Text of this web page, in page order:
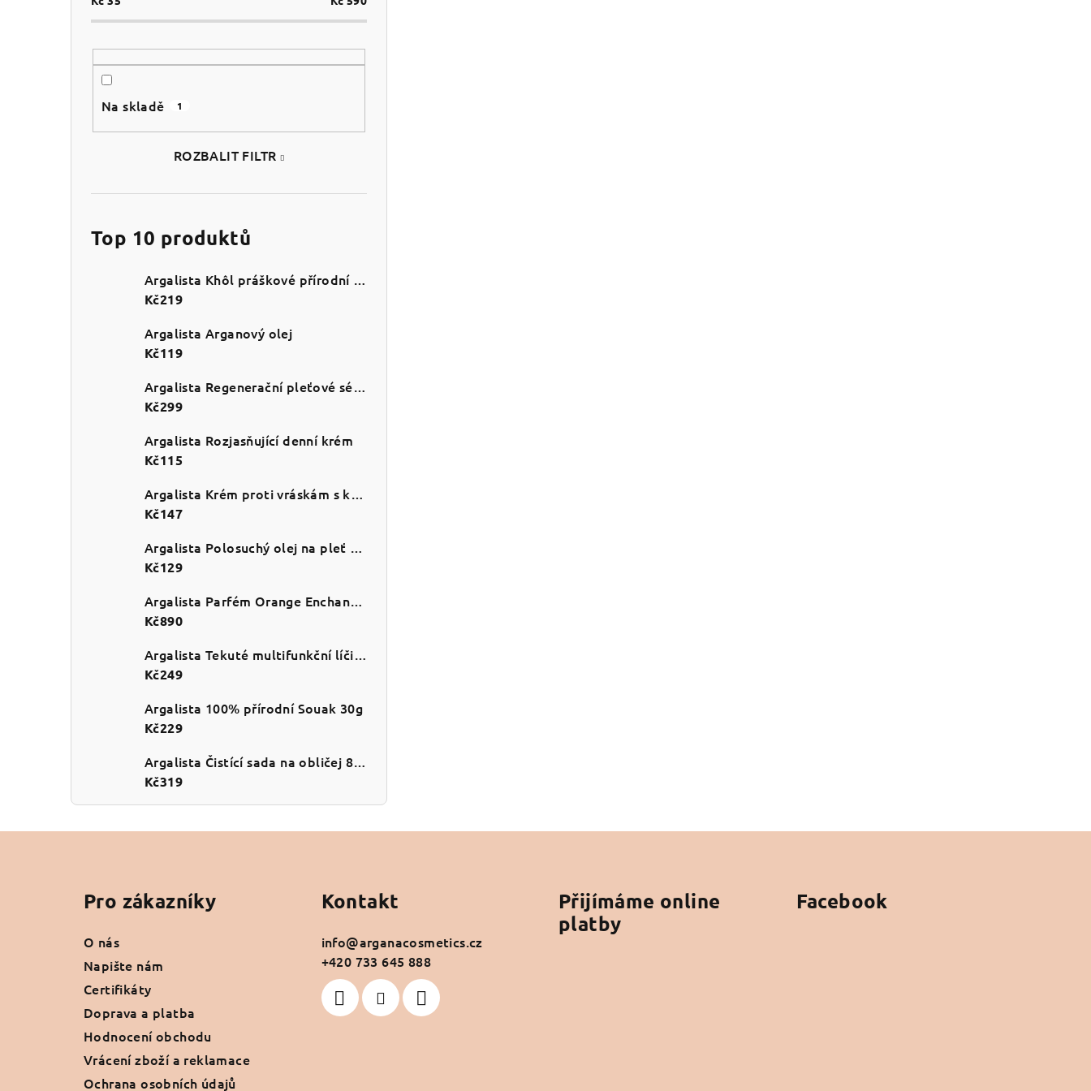
Na skladě 1
ROZBALIT FILTR
Top 10 produktů
Argalista Khôl práškové přírodní oční linky 10g
Kč219
Argalista Arganový olej
Kč119
Argalista Regenerační pleťové sérum
Kč299
Argalista Rozjasňující denní krém
Kč115
Argalista Krém proti vráskám s kolagenem
Kč147
Argalista Polosuchý olej na pleť a tělo
Kč129
Argalista Parfém Orange Enchanté 50ml
Kč890
Argalista Tekuté multifunkční líčidlo na tváře a rty 10ml
Kč249
Argalista 100% přírodní Souak 30g
Kč229
Argalista Čistící sada na obličej 80g
Kč319
Pro zákazníky
O nás
Napište nám
Certifikáty
Doprava a platba
Hodnocení obchodu
Vrácení zboží a reklamace
Ochrana osobních údajů
Kontakt
info@arganacosmetics.cz
+420 733 645 888
Přijímáme online
platby
Facebook